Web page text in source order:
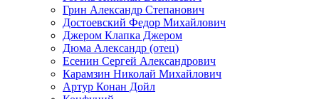
Грин Александр Степанович
Достоевский Федор Михайлович
Джером Клапка Джером
Дюма Александр (отец)
Есенин Сергей Александрович
Карамзин Николай Михайлович
Артур Конан Дойл